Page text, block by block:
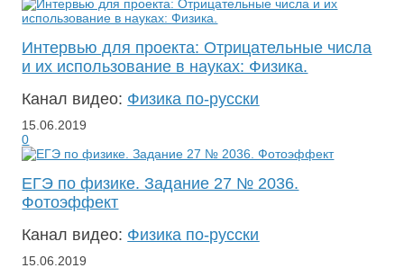
Интервью для проекта: Отрицательные числа
и их использование в науках: Физика.
Канал видео: Физика по-русски
15.06.2019
0
ЕГЭ по физике. Задание 27 № 2036.
Фотоэффект
Канал видео: Физика по-русски
15.06.2019